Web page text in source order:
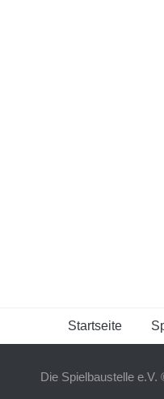
Startseite
Die Spielbaustelle e.V.